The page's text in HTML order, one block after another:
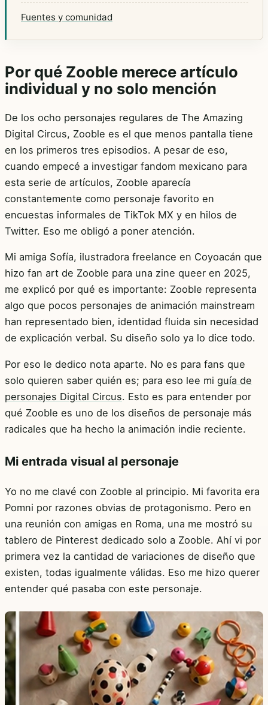
Fuentes y comunidad
Por qué Zooble merece artículo
individual y no solo mención
De los ocho personajes regulares de The Amazing
Digital Circus, Zooble es el que menos pantalla tiene
en los primeros tres episodios. A pesar de eso,
cuando empecé a investigar fandom mexicano para
esta serie de artículos, Zooble aparecía
constantemente como personaje favorito en
encuestas informales de TikTok MX y en hilos de
Twitter. Eso me obligó a poner atención.
Mi amiga Sofía, ilustradora freelance en Coyoacán que
hizo fan art de Zooble para una zine queer en 2025,
me explicó por qué es importante: Zooble representa
algo que pocos personajes de animación mainstream
han representado bien, identidad fluida sin necesidad
de explicación verbal. Su diseño solo ya lo dice todo.
Por eso le dedico nota aparte. No es para fans que
solo quieren saber quién es; para eso lee mi guía de
personajes Digital Circus. Esto es para entender por
qué Zooble es uno de los diseños de personaje más
radicales que ha hecho la animación indie reciente.
Mi entrada visual al personaje
Yo no me clavé con Zooble al principio. Mi favorita era
Pomni por razones obvias de protagonismo. Pero en
una reunión con amigas en Roma, una me mostró su
tablero de Pinterest dedicado solo a Zooble. Ahí vi por
primera vez la cantidad de variaciones de diseño que
existen, todas igualmente válidas. Eso me hizo querer
entender qué pasaba con este personaje.